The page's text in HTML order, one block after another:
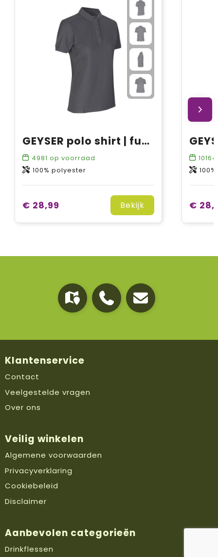
GEYSER polo shirt | functional | dames
4981 op voorraad
100% polyester
€ 28,99 Bekijk
10164
€
Klantenservice
Contact
Veelgestelde vragen
Over ons
Veilig winkelen
Algemene voorwaarden
Privacyverklaring
Cookiebeleid
Disclaimer
Aanbevolen categorieën
Drinkflessen